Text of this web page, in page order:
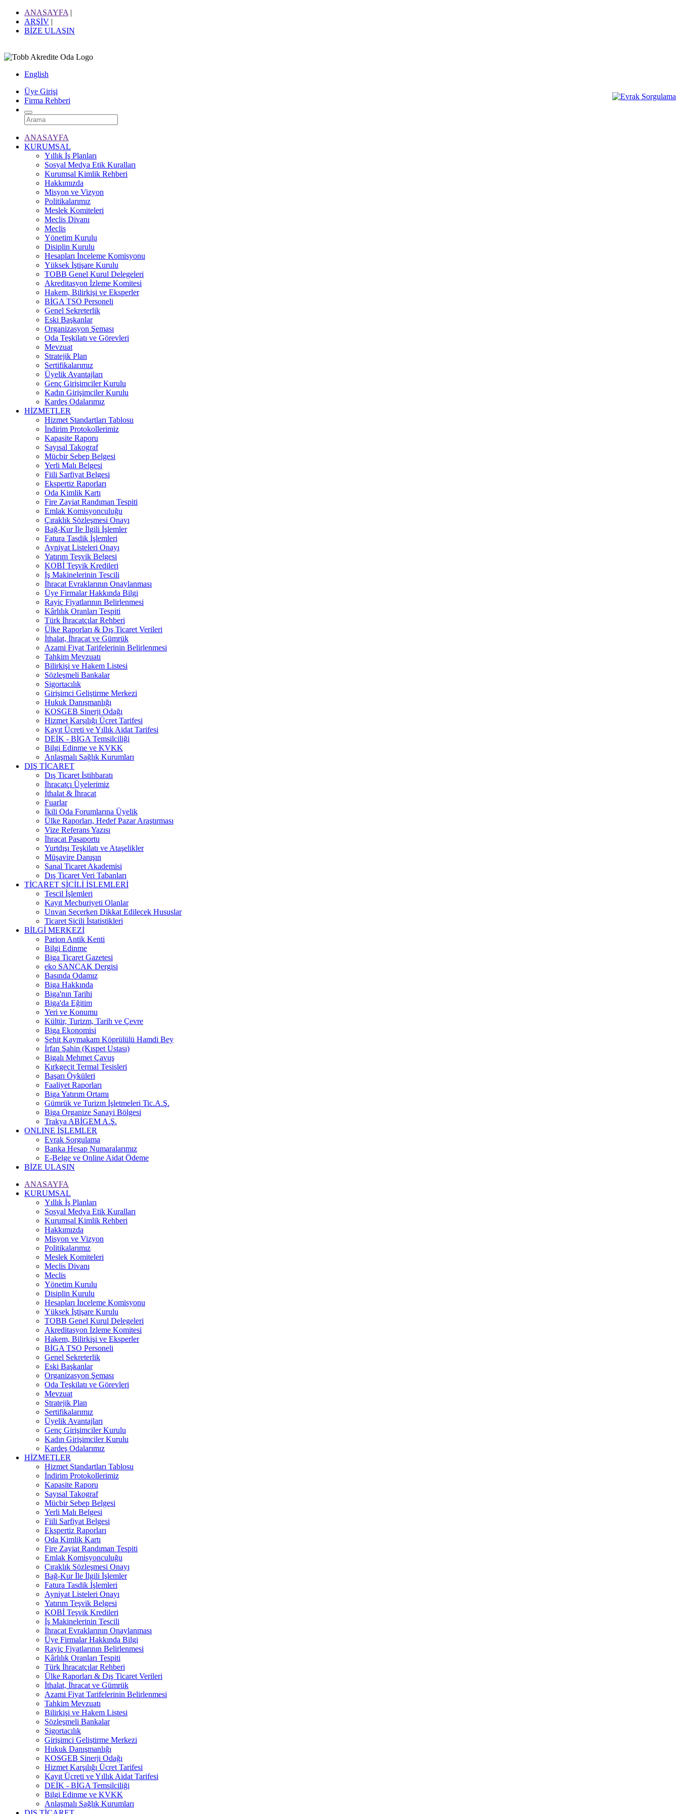
ANASAYFA |
ARŞİV |
BİZE ULAŞIN
English
Üye Girişi
Firma Rehberi
ANASAYFA
KURUMSAL
Yıllık İş Planları
Sosyal Medya Etik Kuralları
Kurumsal Kimlik Rehberi
Hakkımızda
Misyon ve Vizyon
Politikalarımız
Meslek Komiteleri
Meclis Divanı
Meclis
Yönetim Kurulu
Disiplin Kurulu
Hesapları İnceleme Komisyonu
Yüksek İştişare Kurulu
TOBB Genel Kurul Delegeleri
Akreditasyon İzleme Komitesi
Hakem, Bilirkişi ve Eksperler
BİGA TSO Personeli
Genel Sekreterlik
Eski Başkanlar
Organizasyon Şeması
Oda Teşkilatı ve Görevleri
Mevzuat
Stratejik Plan
Sertifikalarımız
Üyelik Avantajları
Genç Girişimciler Kurulu
Kadın Girişimciler Kurulu
Kardeş Odalarımız
HİZMETLER
Hizmet Standartları Tablosu
İndirim Protokollerimiz
Kapasite Raporu
Sayısal Takograf
Mücbir Sebep Belgesi
Yerli Malı Belgesi
Fiili Sarfiyat Belgesi
Ekspertiz Raporları
Oda Kimlik Kartı
Fire Zayiat Randıman Tespiti
Emlak Komisyonculuğu
Çıraklık Sözleşmesi Onayı
Bağ-Kur İle İlgili İşlemler
Fatura Tasdik İşlemleri
Ayniyat Listeleri Onayı
Yatırım Teşvik Belgesi
KOBİ Teşvik Kredileri
İş Makinelerinin Tescili
İhracat Evraklarının Onaylanması
Üye Firmalar Hakkında Bilgi
Rayiç Fiyatlarının Belirlenmesi
Kârlılık Oranları Tespiti
Türk İhracatçılar Rehberi
Ülke Raporları & Dış Ticaret Verileri
İthalat, İhracat ve Gümrük
Azami Fiyat Tarifelerinin Belirlenmesi
Tahkim Mevzuatı
Bilirkişi ve Hakem Listesi
Sözleşmeli Bankalar
Sigortacılık
Girişimci Geliştirme Merkezi
Hukuk Danışmanlığı
KOSGEB Sinerji Odağı
Hizmet Karşılığı Ücret Tarifesi
Kayıt Ücreti ve Yıllık Aidat Tarifesi
DEİK - BİGA Temsilciliği
Bilgi Edinme ve KVKK
Anlaşmalı Sağlık Kurumları
DIŞ TİCARET
Dış Ticaret İstihbaratı
İhracatçı Üyelerimiz
İthalat & İhracat
Fuarlar
İkili Oda Forumlarına Üyelik
Ülke Raporları, Hedef Pazar Araştırması
Vize Referans Yazısı
İhracat Pasaportu
Yurtdışı Teşkilatı ve Ataşelikler
Müşavire Danışın
Sanal Ticaret Akademisi
Dış Ticaret Veri Tabanları
TİCARET SİCİLİ İŞLEMLERİ
Tescil İşlemleri
Kayıt Mecburiyeti Olanlar
Unvan Seçerken Dikkat Edilecek Hususlar
Ticaret Sicili İstatistikleri
BİLGİ MERKEZİ
Parion Antik Kenti
Bilgi Edinme
Biga Ticaret Gazetesi
eko SANCAK Dergisi
Basında Odamız
Biga Hakkında
Biga'nın Tarihi
Biga'da Eğitim
Yeri ve Konumu
Kültür, Turizm, Tarih ve Çevre
Biga Ekonomisi
Şehit Kaymakam Köprülülü Hamdi Bey
İrfan Şahin (Kıspet Ustası)
Bigalı Mehmet Çavuş
Kırkgeçit Termal Tesisleri
Başarı Öyküleri
Faaliyet Raporları
Biga Yatırım Ortamı
Gümrük ve Turizm İşletmeleri Tic.A.Ş.
Biga Organize Sanayi Bölgesi
Trakya ABİGEM A.Ş.
ONLINE İŞLEMLER
Evrak Sorgulama
Banka Hesap Numaralarımız
E-Belge ve Online Aidat Ödeme
BİZE ULAŞIN
ANASAYFA
KURUMSAL
Yıllık İş Planları
Sosyal Medya Etik Kuralları
Kurumsal Kimlik Rehberi
Hakkımızda
Misyon ve Vizyon
Politikalarımız
Meslek Komiteleri
Meclis Divanı
Meclis
Yönetim Kurulu
Disiplin Kurulu
Hesapları İnceleme Komisyonu
Yüksek İştişare Kurulu
TOBB Genel Kurul Delegeleri
Akreditasyon İzleme Komitesi
Hakem, Bilirkişi ve Eksperler
BİGA TSO Personeli
Genel Sekreterlik
Eski Başkanlar
Organizasyon Şeması
Oda Teşkilatı ve Görevleri
Mevzuat
Stratejik Plan
Sertifikalarımız
Üyelik Avantajları
Genç Girişimciler Kurulu
Kadın Girişimciler Kurulu
Kardeş Odalarımız
HİZMETLER
Hizmet Standartları Tablosu
İndirim Protokollerimiz
Kapasite Raporu
Sayısal Takograf
Mücbir Sebep Belgesi
Yerli Malı Belgesi
Fiili Sarfiyat Belgesi
Ekspertiz Raporları
Oda Kimlik Kartı
Fire Zayiat Randıman Tespiti
Emlak Komisyonculuğu
Çıraklık Sözleşmesi Onayı
Bağ-Kur İle İlgili İşlemler
Fatura Tasdik İşlemleri
Ayniyat Listeleri Onayı
Yatırım Teşvik Belgesi
KOBİ Teşvik Kredileri
İş Makinelerinin Tescili
İhracat Evraklarının Onaylanması
Üye Firmalar Hakkında Bilgi
Rayiç Fiyatlarının Belirlenmesi
Kârlılık Oranları Tespiti
Türk İhracatçılar Rehberi
Ülke Raporları & Dış Ticaret Verileri
İthalat, İhracat ve Gümrük
Azami Fiyat Tarifelerinin Belirlenmesi
Tahkim Mevzuatı
Bilirkişi ve Hakem Listesi
Sözleşmeli Bankalar
Sigortacılık
Girişimci Geliştirme Merkezi
Hukuk Danışmanlığı
KOSGEB Sinerji Odağı
Hizmet Karşılığı Ücret Tarifesi
Kayıt Ücreti ve Yıllık Aidat Tarifesi
DEİK - BİGA Temsilciliği
Bilgi Edinme ve KVKK
Anlaşmalı Sağlık Kurumları